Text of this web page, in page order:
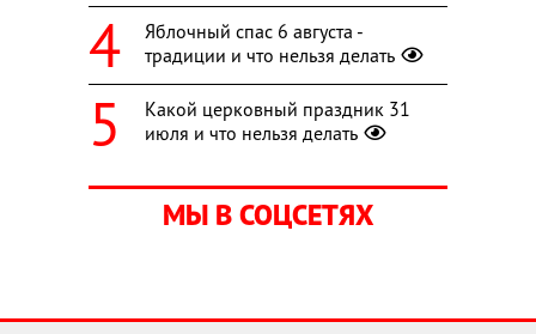
Яблочный спас 6 августа -
традиции и что нельзя делать
Какой церковный праздник 31
июля и что нельзя делать
МЫ В СОЦСЕТЯХ